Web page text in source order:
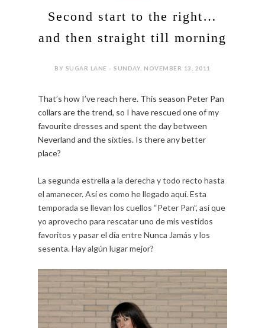
Second start to the right…
and then straight till morning
BY SUGAR LANE - SUNDAY, NOVEMBER 13, 2011
That’s how I’ve reach here. This season Peter Pan
collars are the trend, so I have rescued one of my
favourite dresses and spent the day between
Neverland and the sixties. Is there any better
place?
La segunda estrella a la derecha y todo recto hasta
el amanecer. Así es como he llegado aquí. Esta
temporada se llevan los cuellos “Peter Pan”, así que
yo aprovecho para rescatar uno de mis vestidos
favoritos y pasar el día entre Nunca Jamás y los
sesenta. Hay algún lugar mejor?